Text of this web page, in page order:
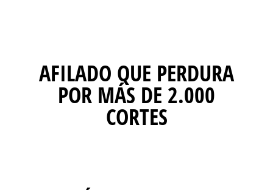
AFILADO QUE PERDURA
POR MÁS DE 2.000
CORTES